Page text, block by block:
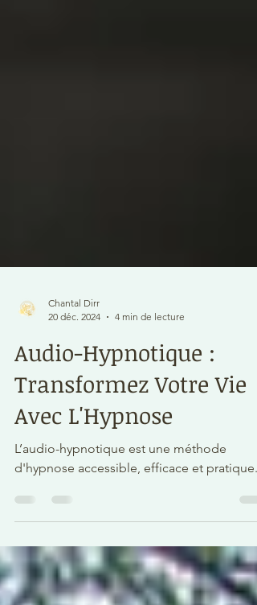
20 déc. 2024
4 min de lecture
Audio-Hypnotique :
Transformez Votre Vie
Avec L'Hypnose
d'hypnose accessible, efficace et pratique.